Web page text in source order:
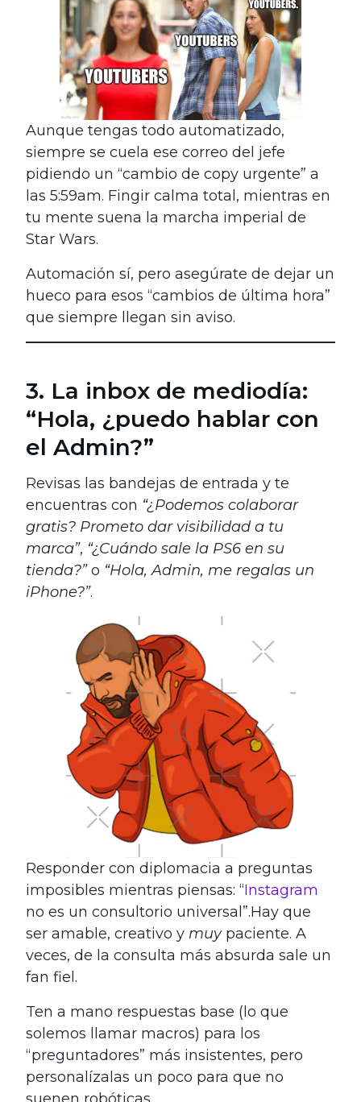
Aunque tengas todo automatizado,
siempre se cuela ese correo del jefe
pidiendo un “cambio de copy urgente” a
las 5:59am. Fingir calma total, mientras en
tu mente suena la marcha imperial de
Star Wars.
Automación sí, pero asegúrate de dejar un
hueco para esos “cambios de última hora”
que siempre llegan sin aviso.
3. La inbox de mediodía:
“Hola, ¿puedo hablar con
el Admin?”
Revisas las bandejas de entrada y te
encuentras con “¿Podemos colaborar
gratis? Prometo dar visibilidad a tu
marca”, “¿Cuándo sale la PS6 en su
tienda?”o “Hola, Admin, me regalas un
iPhone?”.
Responder con diplomacia a preguntas
imposibles mientras piensas: “Instagram
no es un consultorio universal”.Hay que
ser amable, creativo y muypaciente. A
veces, de la consulta más absurda sale un
fan fiel.
Ten a mano respuestas base (lo que
solemos llamar macros) para los
“preguntadores” más insistentes, pero
personalízalas un poco para que no